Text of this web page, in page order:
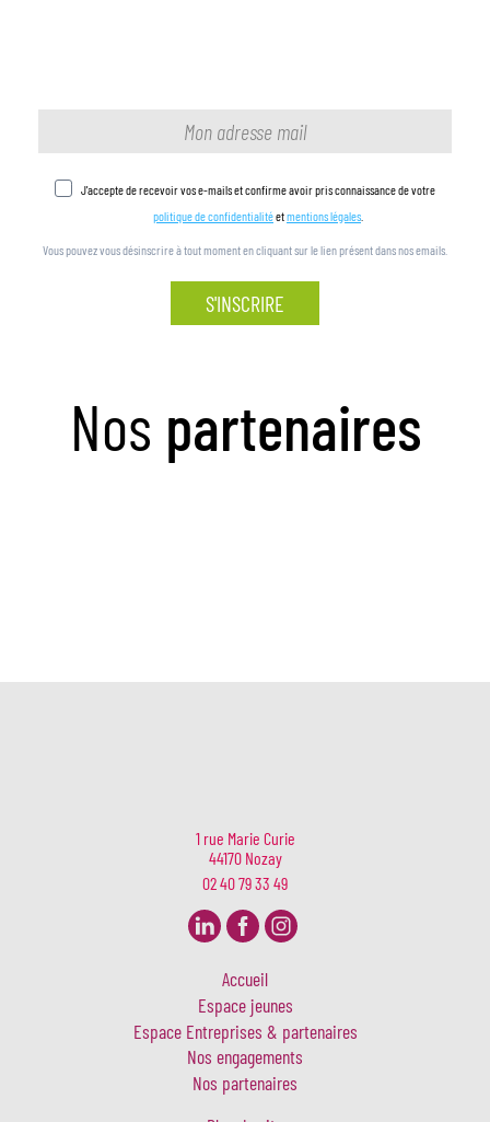
J'accepte de recevoir vos e-mails et confirme avoir pris connaissance de votre
politique de confidentialitéetmentions légales
Vous pouvez vous désinscrire à tout moment en cliquant sur le lien présent dans nos emails.
S'INSCRIRE
Nos partenaires
1 rue Marie Curie
44170 Nozay
02 40 79 33 49
Accueil
Espace jeunes
Espace Entreprises & partenaires
Nos engagements
Nos partenaires